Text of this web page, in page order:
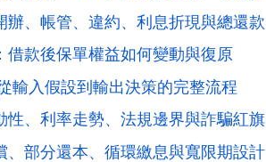
辦、帳管、違約、利息折現與總還款
借款後保單權益如何變動與復原
輸入假設到輸出決策的完整流程
性、利率走勢、法規邊界與詐騙紅旗
、部分還本、循環繳息與寬限期設計